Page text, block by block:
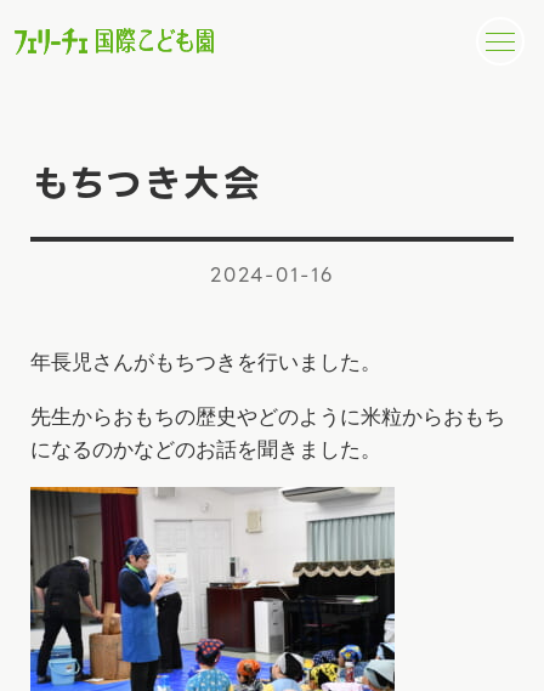
もちつき大会
2024-01-16
年長児さんがもちつきを行いました。
先生からおもちの歴史やどのように米粒からおもち
になるのかなどのお話を聞きました。